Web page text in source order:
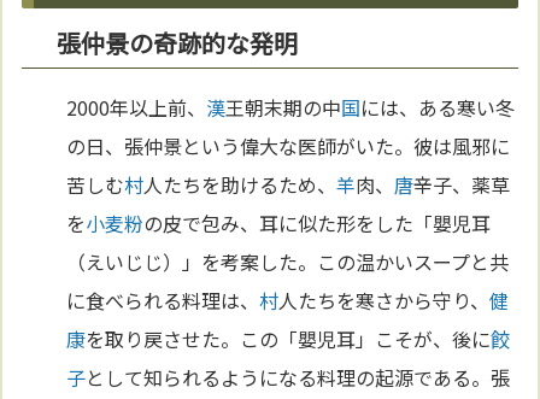
張仲景の奇跡的な発明
2000年以上前、 漢王朝末期の中国には、ある寒い冬
の日、張仲景という偉大な医師がいた。彼は風邪に
苦しむ村人たちを助けるため、羊肉、 唐辛子、薬草
を小麦粉の皮で包み、耳に似た形をした「嬰児耳
（えいじじ）」を考案した。この温かいスープと共
に食べられる料理は、村人たちを寒さから守り、健
康を取り戻させた。この「嬰児耳」こそが、後に餃
子として知られるようになる料理の起源である。張